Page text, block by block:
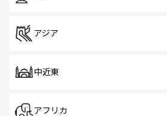
アジア
中近東
アフリカ